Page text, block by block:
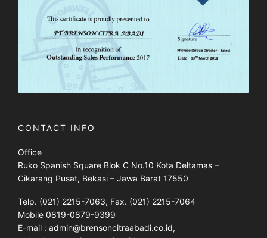
CONTACT INFO
Office
Ruko Spanish Square Blok C No.10 Kota Deltamas –
Cikarang Pusat, Bekasi – Jawa Barat 17550
Telp. (021) 2215-7063, Fax. (021) 2215-7064
Mobile 0819-0879-9399
E-mail : admin@brensoncitraabadi.co.id,